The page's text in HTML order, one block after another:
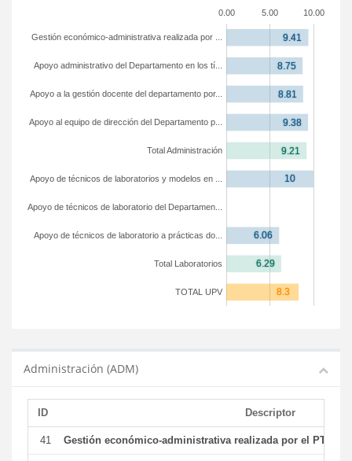
0.00 5.00 10.00
TOTAL UPV
Total Laboratorios
Apoyo de técnicos de laboratorio a prácticas do...
Apoyo de técnicos de laboratorio del Departamen...
Apoyo de técnicos de laboratorios y modelos en ...
Total Administración
Apoyo al equipo de dirección del Departamento p...
Apoyo a la gestión docente del departamento por...
Apoyo administrativo del Departamento en los tí...
Gestión económico-administrativa realizada por ...
Administración (ADM)
ID Descriptor
41 Gestión económico-administrativa realizada por el PTGAS